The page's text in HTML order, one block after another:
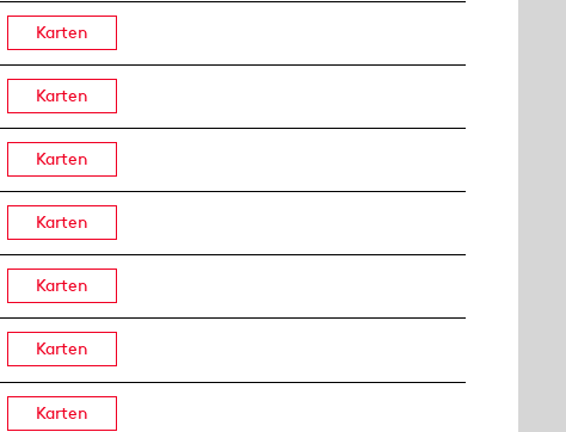
Karten
Karten
Karten
Karten
Karten
Karten
Karten